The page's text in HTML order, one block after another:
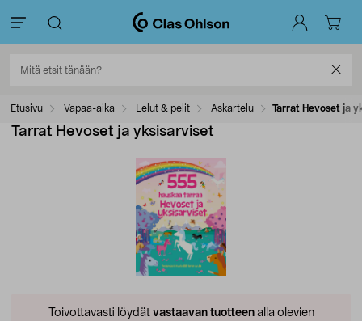
Etusivu Vapaa-aika Lelut & pelit Askartelu Tarrat Hevoset ja
Tarrat Hevoset ja yksisarviset
Toivottavasti löydät vastaavan tuotteenalla olevien